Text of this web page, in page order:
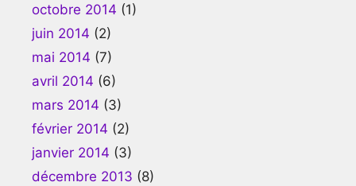
octobre 2014 (1)
juin 2014 (2)
mai 2014 (7)
avril 2014 (6)
mars 2014 (3)
février 2014 (2)
janvier 2014 (3)
décembre 2013 (8)